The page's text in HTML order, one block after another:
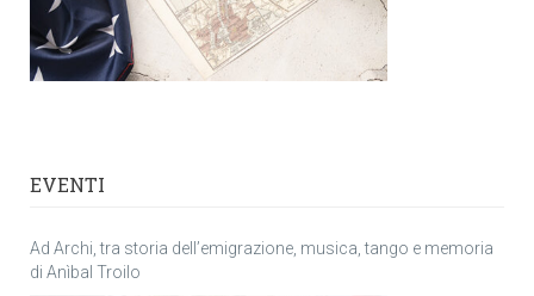
EVENTI
Ad Archi, tra storia dell’emigrazione, musica, tango e memoria
di Anìbal Troilo